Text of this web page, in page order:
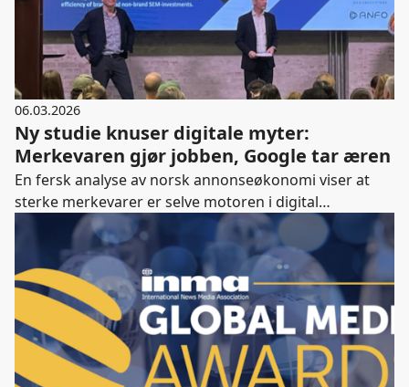
06.03.2026
Ny studie knuser digitale myter:
Merkevaren gjør jobben, Google tar æren
En fersk analyse av norsk annonseøkonomi viser at
sterke merkevarer er selve motoren i digital
verdiskaping. Nå formaliseres samarbeidet mellom
annonsører og medier gjennom det nye prosjektet
SAM.